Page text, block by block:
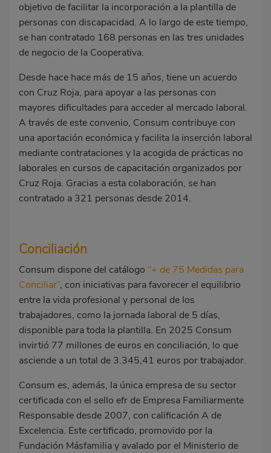
objetivo de facilitar la incorporación a la plantilla de
personas con discapacidad. A lo largo de este tiempo,
se han contratado 168 personas en las tres unidades
de negocio de la Cooperativa.
Desde hace hace más de 15 años, tiene un acuerdo
con Cruz Roja, para apoyar a las personas con
mayores dificultades para acceder al mercado laboral.
A través de este convenio, Consum contribuye con
una aportación económica y facilita la inserción laboral
mediante contrataciones y la acogida de prácticas no
laborales en cursos de capacitación organizados por
Cruz Roja. Gracias a esta colaboración, se han
contratado a 321 personas desde 2014.
Conciliación
Consum dispone del catálogo “+ de 75 Medidas para
Conciliar”, con iniciativas para favorecer el equilibrio
entre la vida profesional y personal de los
trabajadores, como la jornada laboral de 5 días,
disponible para toda la plantilla. En 2025 Consum
invirtió 77 millones de euros en conciliación, lo que
asciende a un total de 3.345,41 euros por trabajador.
Consum es, además, la única empresa de su sector
certificada con el sello efr de Empresa Familiarmente
Responsable desde 2007, con calificación A de
Excelencia. Este certificado, promovido por la
Fundación Másfamilia y avalado por el Ministerio de